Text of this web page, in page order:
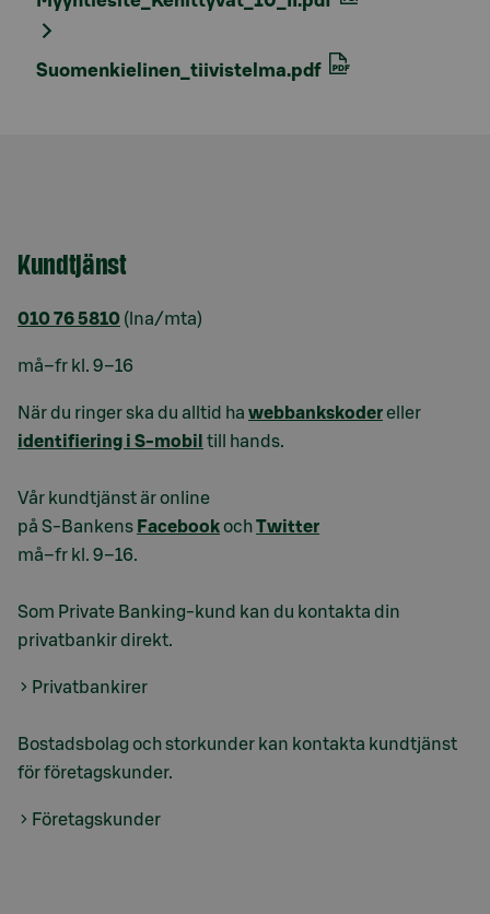
Suomenkielinen_tiivistelma.pdf
Kundtjänst
010 76 5810 (lna/mta)
må–fr kl. 9–16
När du ringer ska du alltid ha webbankskodereller
identifiering i S-mobil till hands.
Vår kundtjänst är online
på S-Bankens FacebookochTwitter
må–fr kl. 9–16.
Som Private Banking-kund kan du kontakta din
privatbankir direkt.
Privatbankirer
Bostadsbolag och storkunder kan kontakta kundtjänst
för företagskunder.
Företagskunder